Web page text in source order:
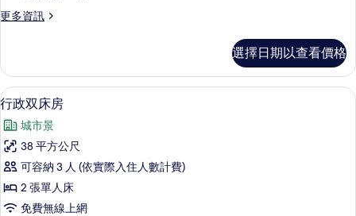
的
有
相
片
更多資訊
更
大
床
房
的
詳
情
選擇日期以查看價格
顯
示
行
政
双
床
行政双床房 | 免費迷你吧、客房內保
3
行政双床房
城市景
38 平方公尺
可容納 3 人 (依實際入住人數計費)
2 張單人床
免費無線上網